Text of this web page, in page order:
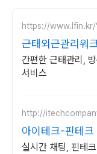
https://www.lfin.kr/
근태외근관리워
간편한 근태관리,
서비스
http://
아이테크-핀테크
실시간 채팅, 핀테